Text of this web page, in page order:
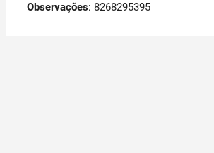
Observações: 8268295395